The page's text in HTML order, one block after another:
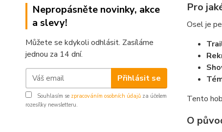
Nepropásněte novinky, akce
a slevy!
Můžete se kdykoli odhlásit. Zasíláme
jednou za 14 dní.
Přihlásit se
Souhlasím se zpracováním osobních údajů za účelem
rozesílky newsletteru.
Pro
Osel je
Tento
O